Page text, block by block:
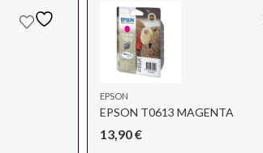
EPSON
EPSON T0613 MAGENTA
13,90€